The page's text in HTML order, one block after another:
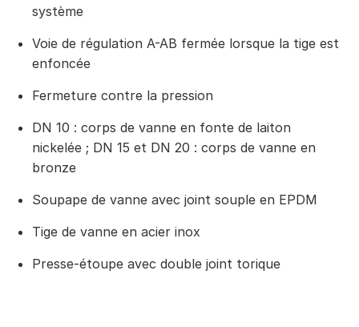
système
Voie de régulation A-AB fermée lorsque la tige est
enfoncée
Fermeture contre la pression
DN 10 : corps de vanne en fonte de laiton
nickelée ; DN 15 et DN 20 : corps de vanne en
bronze
Soupape de vanne avec joint souple en EPDM
Tige de vanne en acier inox
Presse-étoupe avec double joint torique